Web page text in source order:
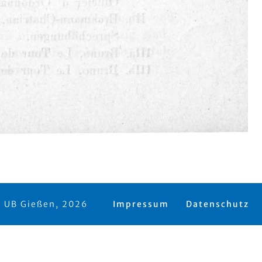
Gießen, 2026 Impressum Datenschutz